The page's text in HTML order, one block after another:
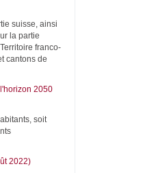
suisse, ainsi
la partie
franco-
cantons de
2050
soit
2022)